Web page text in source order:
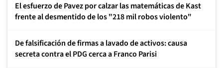
El esfuerzo de Pavez por calzar las matemáticas de Kast
frente al desmentido de los "218 mil robos violento"
De falsificación de firmas a lavado de activos: causa
secreta contra el PDG cerca a Franco Parisi